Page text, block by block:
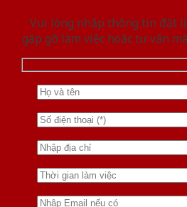
Vui lòng nhập thông tin đặt
gặp gỡ làm việc hoăc tư vấn